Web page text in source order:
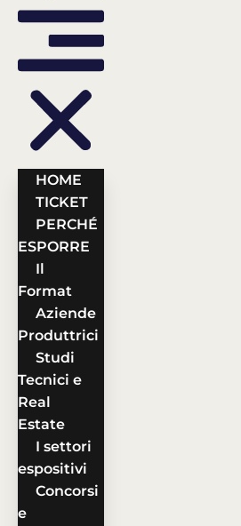
HOME
TICKET
PERCHÉ
ESPORRE
Il
Format
Aziende
Produttrici
Studi
Tecnici e
Real
Estate
I settori
espositivi
Concorsi
e